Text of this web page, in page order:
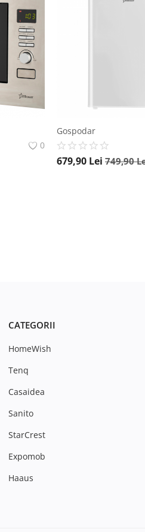
0
Gospodar
679,90 Lei 749,90
CATEGORII
HomeWish
Tenq
Casaidea
Sanito
StarCrest
Expomob
Haaus